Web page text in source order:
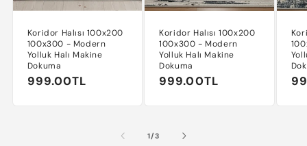
Koridor Halısı 100x200
100x300 - Modern
Yolluk Halı Makine
Dokuma
Normal
999.00TL
Koridor Halısı 100x200
100x300 - Modern
Yolluk Halı Makine
Dokuma
Normal
999.00TL
1//3